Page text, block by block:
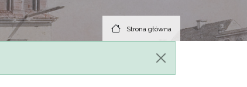
Strona główna